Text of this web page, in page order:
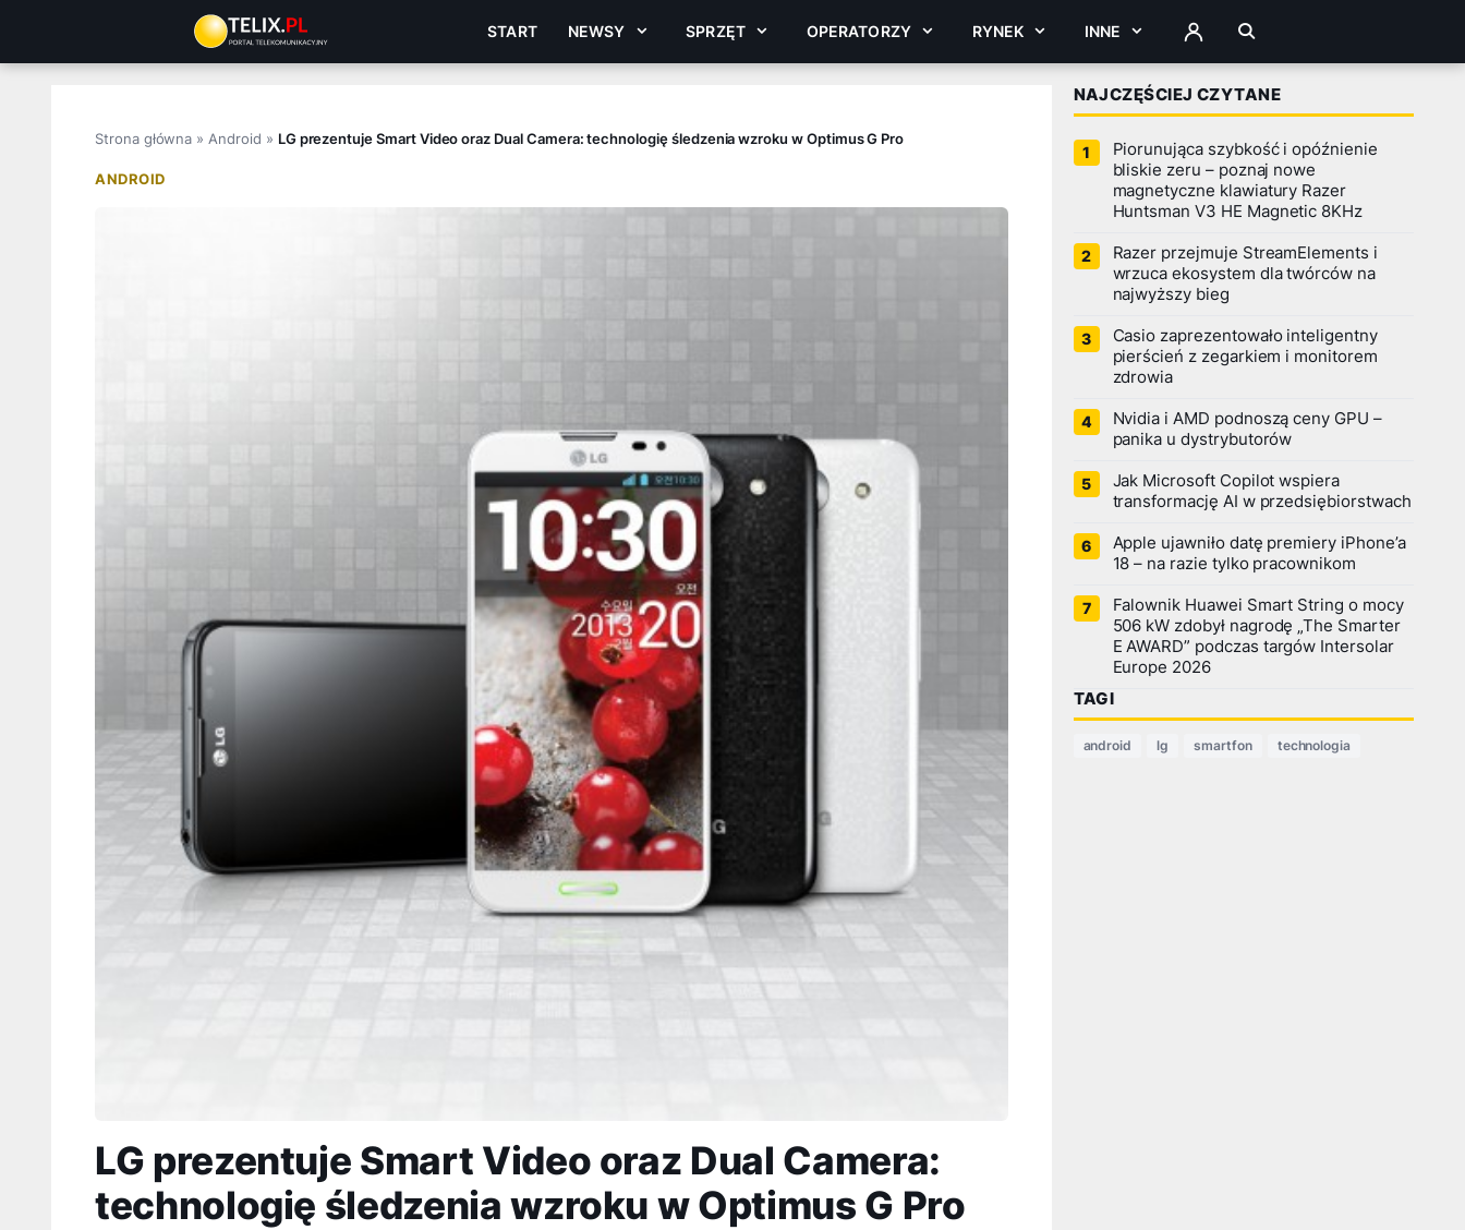
treści
START NEWSY SPRZĘT OPERATORZY RYNEK INNE ZALOGUJ
Strona główna » Android » LG prezentuje Smart Video oraz Dual Camera: technologię śledzenia wzroku w Optimus G Pro
ANDROID
LG prezentuje Smart Video oraz Dual Camera:
technologię śledzenia wzroku w Optimus G Pro
NAJCZĘŚCIEJ CZYTANE
Piorunująca szybkość i opóźnienie
bliskie zeru – poznaj nowe
magnetyczne klawiatury Razer
Huntsman V3 HE Magnetic 8KHz
Razer przejmuje StreamElements i
wrzuca ekosystem dla twórców na
najwyższy bieg
Casio zaprezentowało inteligentny
pierścień z zegarkiem i monitorem
zdrowia
Nvidia i AMD podnoszą ceny GPU –
panika u dystrybutorów
Jak Microsoft Copilot wspiera
transformację AI w przedsiębiorstwach
Apple ujawniło datę premiery iPhone’a
18 – na razie tylko pracownikom
Falownik Huawei Smart String o mocy
506 kW zdobył nagrodę „The Smarter
E AWARD” podczas targów Intersolar
Europe 2026
TAGI
android lg smartfon technologia